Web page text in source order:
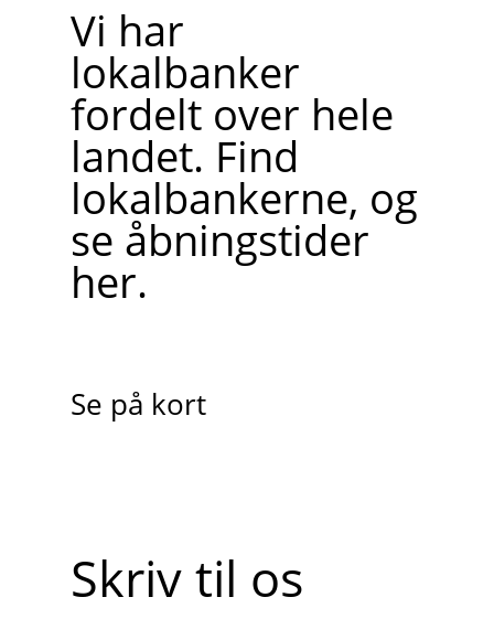
Vi har
lokalbanker
fordelt over hele
landet. Find
lokalbankerne, og
se åbningstider
her.
Se på kort
Skriv til os